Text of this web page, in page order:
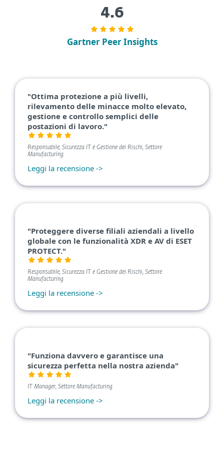
4.6
Gartner Peer Insights
"Ottima protezione a più livelli,
rilevamento delle minacce molto elevato,
gestione e controllo semplici delle
postazioni di lavoro."
Responsabile, Sicurezza IT e Gestione dei Rischi, Settore
Manufacturing
Leggi la recensione ->
"Proteggere diverse filiali aziendali a livello
globale con le funzionalità XDR e AV di ESET
PROTECT."
Responsabile, Sicurezza IT e Gestione dei Rischi, Settore
Manufacturing
Leggi la recensione ->
"Funziona davvero e garantisce una
sicurezza perfetta nella nostra azienda"
IT Manager, Settore Manufacturing
Leggi la recensione ->